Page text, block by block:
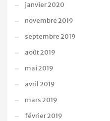
janvier 2020
novembre 2019
septembre 2019
août 2019
mai 2019
avril 2019
mars 2019
février 2019